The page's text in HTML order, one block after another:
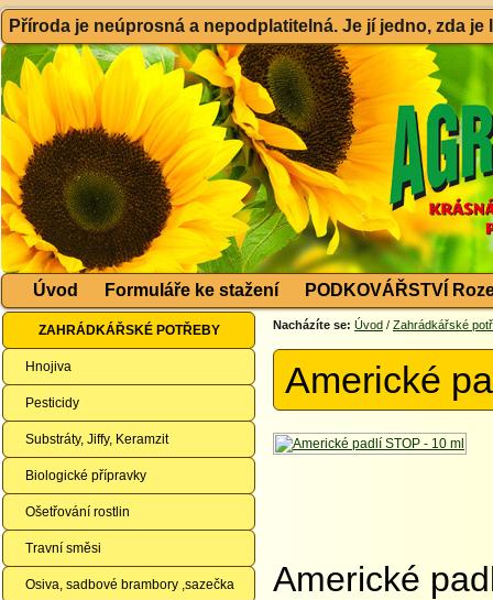
Příroda je neúprosná a nepodplatitelná. Je jí jedno, zda
Úvod Formuláře ke stažení PODKOVÁŘSTVÍ
ZAHRÁDKÁŘSKÉ POTŘEBY
Hnojiva
Pesticidy
Substráty, Jiffy, Keramzit
Biologické přípravky
Ošetřování rostlin
Travní směsi
Osiva, sadbové brambory ,sazečka
Nacházíte se: Úvod / Zahrádkářské
Americké
Americké